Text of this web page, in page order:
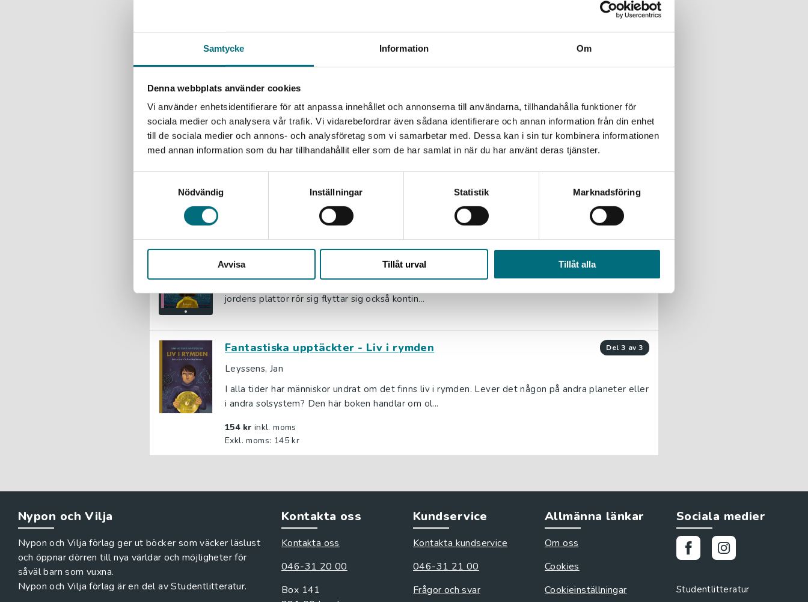
Samtycke Information Om
Denna webbplats använder cookies
Vi använder enhetsidentifierare för att anpassa innehållet och annonserna till användarna, tillhandahålla funktioner för
sociala medier och analysera vår trafik. Vi vidarebefordrar även sådana identifierare och annan information från din enhet
till de sociala medier och annons- och analysföretag som vi samarbetar med. Dessa kan i sin tur kombinera informationen
med annan information som du har tillhandahållit eller som de har samlat in när du har använt deras tjänster.
Nödvändig
Inställningar Statistik Marknadsföring
Avvisa Tillåt urval Tillåt alla
Fantastiska upptäckter - Jordens plattor
Leyssens, Jan
Fantastiska upptäckter - Jordens plattor (e-bok)
Leyssens, Jan
jordens plattor rör sig flyttar sig också kontin...
Fantastiska upptäckter - Liv i rymden del 3 av 3
Leyssens, Jan
I alla tider har människor undrat om det finns liv i rymden. Lever det någon på andra planeter eller
i andra solsystem? Den här boken handlar om ol...
154 kr inkl. moms
Exkl. moms: 145 kr
Nypon och Vilja
Nypon och Vilja förlag ger ut böcker som väcker läslust
och öppnar dörren till nya världar och möjligheter för
såväl barn som vuxna.
Nypon och Vilja förlag är en del av Studentlitteratur.
Kontakta oss
Kontakta oss
046-31 20 00
Box 141
Kundservice
Kontakta kundservice
046-31 21 00
Frågor och svar
Allmänna länkar
Om oss
Cookies
Cookieinställningar
Sociala medier
Studentlitteratur